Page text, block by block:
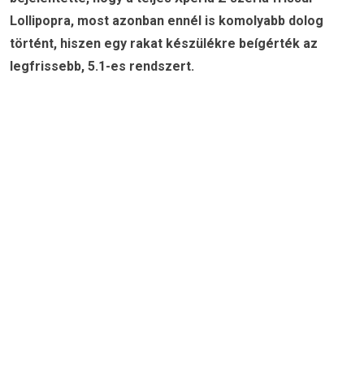
Lollipopra, most azonban ennél is komolyabb dolog
történt, hiszen egy rakat készülékre beígérték az
legfrissebb, 5.1-es rendszert.